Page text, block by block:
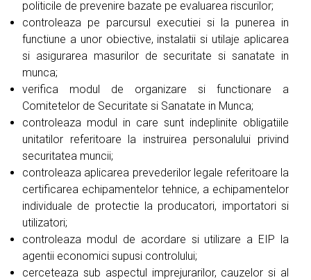
politicile de prevenire bazate pe evaluarea riscurilor;
controleaza pe parcursul executiei si la punerea in
functiune a unor obiective, instalatii si utilaje aplicarea
si asigurarea masurilor de securitate si sanatate in
munca;
verifica modul de organizare si functionare a
Comitetelor de Securitate si Sanatate in Munca;
controleaza modul in care sunt indeplinite obligatiile
unitatilor referitoare la instruirea personalului privind
securitatea muncii;
controleaza aplicarea prevederilor legale referitoare la
certificarea echipamentelor tehnice, a echipamentelor
individuale de protectie la producatori, importatori si
utilizatori;
controleaza modul de acordare si utilizare a EIP la
agentii economici supusi controlului;
cerceteaza sub aspectul imprejurarilor, cauzelor si al